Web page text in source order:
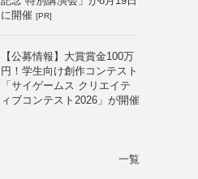
に開催 [PR]
【公募情報】大賞賞金100万
円！学生向け創作コンテスト
「サイゲームス クリエイテ
ィブコンテスト2026」が開催
一覧